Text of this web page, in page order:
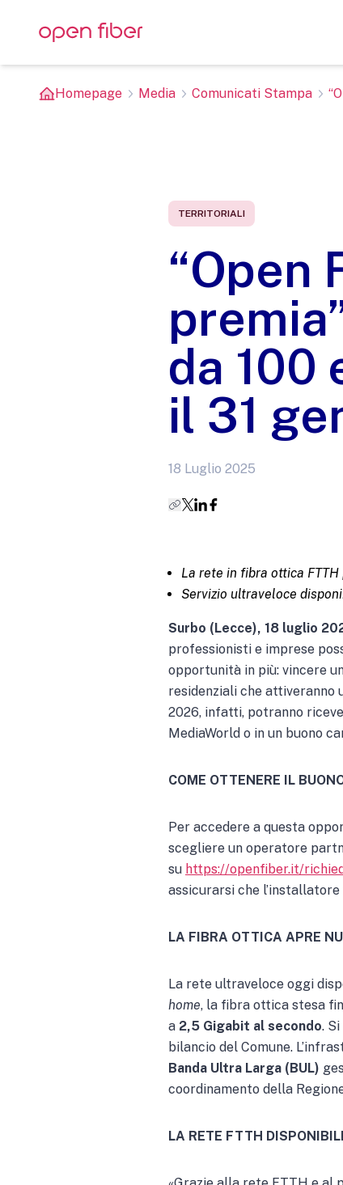
Homepage Media Comunicati Stampa
TERRITORIALI
“Open
da 100
il 31
18 Luglio 2025
La rete in fibra ottica
Servizio ultraveloce
Surbo (Lecce), 18 luglio
professionisti e imprese
opportunità in più: vincere
residenziali che attiveranno
2026, infatti, potranno
MediaWorld o in un buono
COME OTTENERE IL
Per accedere a questa
scegliere un operatore
su https://openfiber.it/
assicurarsi che
LA FIBRA OTTICA APRE
La rete ultraveloce oggi
home, la fibra ottica stesa
a 2,5 Gigabit al secondo.
bilancio del Comune.
Banda Ultra Larga (BUL)
coordinamento della
LA RETE FTTH